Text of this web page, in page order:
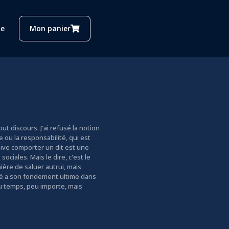
Mon panier
discours. J'ai refusé la notion
ou la responsabilité, qui est
comporter un dit est une
Mais le dire, c'est le
de saluer autrui, mais
a son fondement ultime dans
peu importe, mais